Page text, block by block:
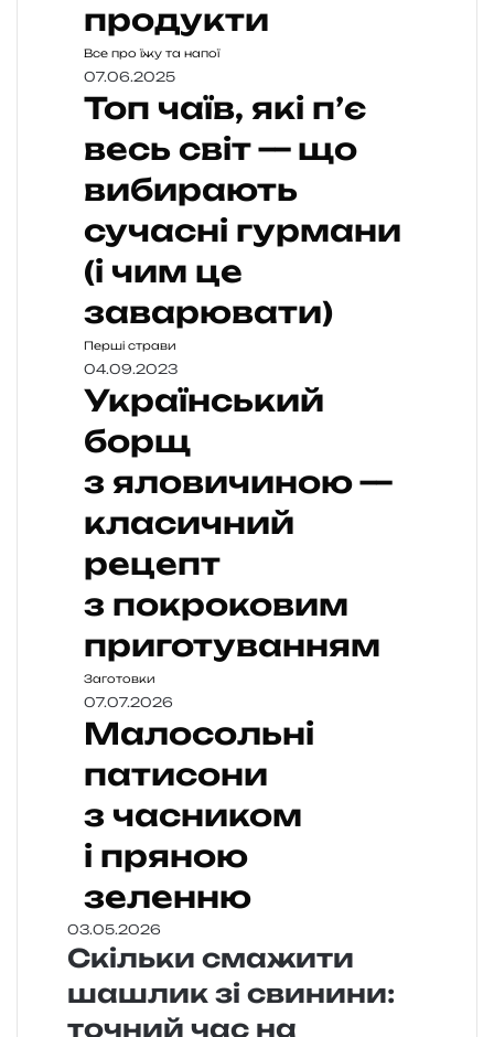
продукти
Все про їжу та напої
07.06.2025
Топ чаїв, які п’є
весь світ — що
вибирають
сучасні гурмани
(і чим це
заварювати)
Перші страви
04.09.2023
Український
борщ
з яловичиною —
класичний
рецепт
з покроковим
приготуванням
Заготовки
07.07.2026
Малосольні
патисони
з часником
і пряною
зеленню
03.05.2026
Скільки смажити
шашлик зі свинини:
точний час на